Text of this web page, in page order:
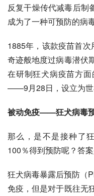
反复干燥传代减毒后制
成为了一种可预防的病
1885年，该款疫苗首
奇迹般地度过病毒潜伏
在研制狂犬病疫苗方
——9月28日，设立为
被动免疫——狂犬病毒
那么，是不是接种了
100％得到预防呢？答案
狂犬病毒暴露后预防（
免疫，但是对于既往无